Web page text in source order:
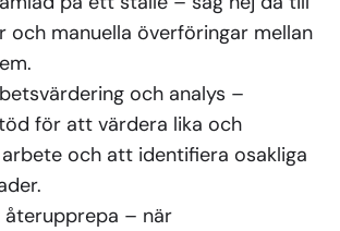
och manuella överföringar mellan
och analys –
för att värdera lika och
och att identifiera osakliga
återupprepa – när